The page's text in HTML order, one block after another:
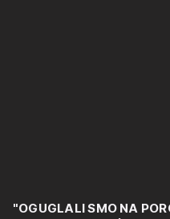
"OGUGLALI SMO NA